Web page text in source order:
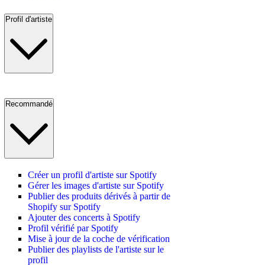
Profil d'artiste
Recommandé
Créer un profil d'artiste sur Spotify
Gérer les images d'artiste sur Spotify
Publier des produits dérivés à partir de
Shopify sur Spotify
Ajouter des concerts à Spotify
Profil vérifié par Spotify
Mise à jour de la coche de vérification
Publier des playlists de l'artiste sur le
profil